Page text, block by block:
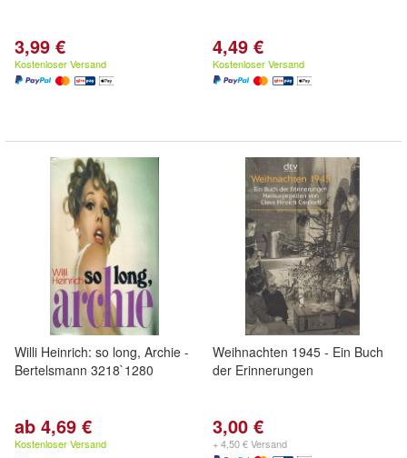
3,99 €
Kostenloser Versand
4,49 €
Kostenloser Versand
Willi Heinrich: so long, Archie -
Bertelsmann 3218`1280
ab 4,69 €
Kostenloser Versand
Weihnachten 1945 - Ein Buch
der Erinnerungen
3,00 €
+ 4,50 € Versand